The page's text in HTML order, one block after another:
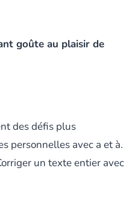
goûte au plaisir de
des défis plus
personnelles avec a et à.
un texte entier avec